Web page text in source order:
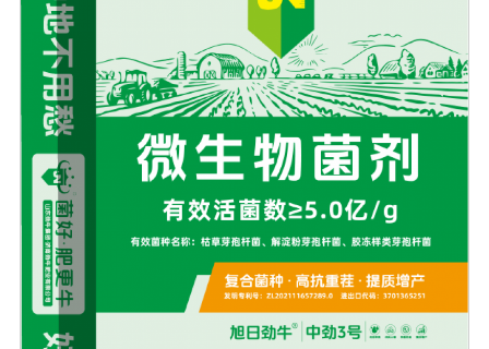
松土壤, 提高土壤通透性和保水保肥能力, 增加土壤有机质
防止板结, 有效解决因连工连作、重茬等原因造成的减产问
题。2、解磷解钾、提高化肥利用率有效菌能分解土壤中的
有机质, 减少氨肥的流失; 其中解钾解磷菌能将土壤中固化
的化学钾肥、化学磷肥分解转化为速效钾、速效磷。3、改
善作物品质使用菌剂后, 作物中的蛋白质、糖分、氮基酸、
维生素等有益成分含量有所提高, 起到改善作物品质的作
用。4、增强作物的抗逆性能、提高产量分泌赤霉素、细胞
分裂素、生长素等活性物质, 刺激、调节、促进作物的生长
发育, 增强农作物的抗逆性能, 有利于农作物的增产5、预
防、抑制细菌、真菌性病害如:小麦根腐病、镰刀菌、姜腐
病、黄萎病、灰葡萄孢、香蕉与棉花等枯萎病。